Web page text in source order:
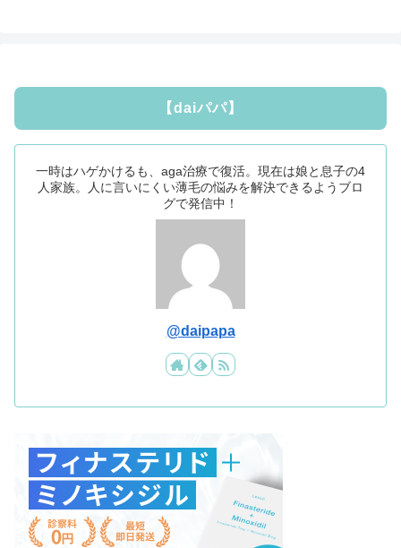
【daiパパ】
一時はハゲかけるも、aga治療で復活。現在は娘と息子の4
人家族。人に言いにくい薄毛の悩みを解決できるようブロ
グで発信中！
@daipapa